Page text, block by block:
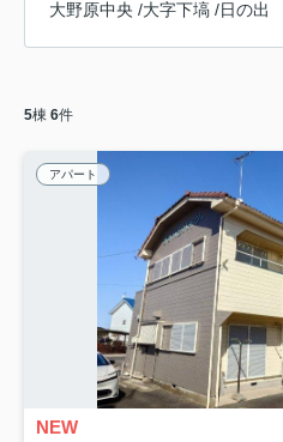
大野原中央 /大字下塙 /日の出
5棟 6件
アパート
NEW